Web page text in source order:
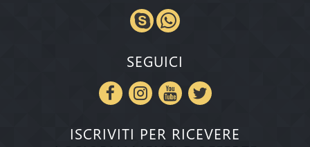
SEGUICI
ISCRIVITI PER RICEVERE